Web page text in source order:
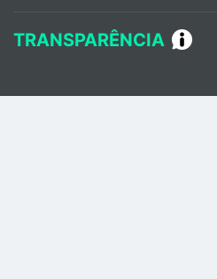
TRANSPARÊNCIA